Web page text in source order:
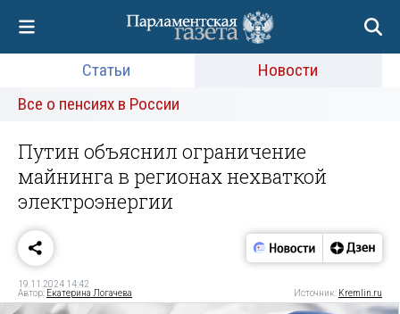
Статьи
Новости
Все о пенсиях в России
Путин объяснил ограничение
майнинга в регионах нехваткой
электроэнергии
19.11.2024 14:42
Автор: Екатерина Логачева Источник: Kremlin.ru